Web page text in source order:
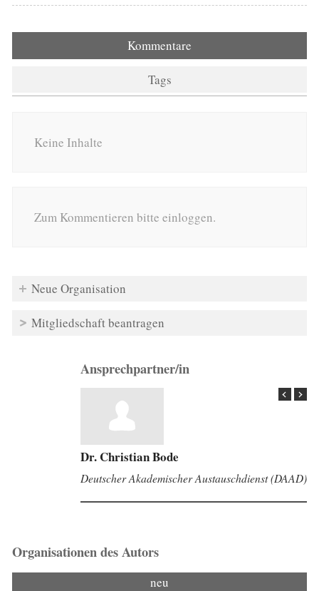
Kommentare
Tags
Keine Inhalte
Zum Kommentieren bitte einloggen.
Neue Organisation
Mitgliedschaft beantragen
Ansprechpartner/in
Stefa Bienefeld
Deutscher Akademischer Austauschdienst (DAAD)
Organisationen des Autors
neu